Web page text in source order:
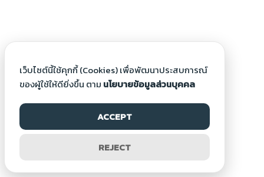
เว็บไซต์นี้ใช้คุกกี้ (Cookies) เพื่อพัฒนาประสบการณ์
ของผู้ใช้ให้ดียิ่งขึ้น ตาม นโยบายข้อมูลส่วนบุคคล
ACCEPT
REJECT